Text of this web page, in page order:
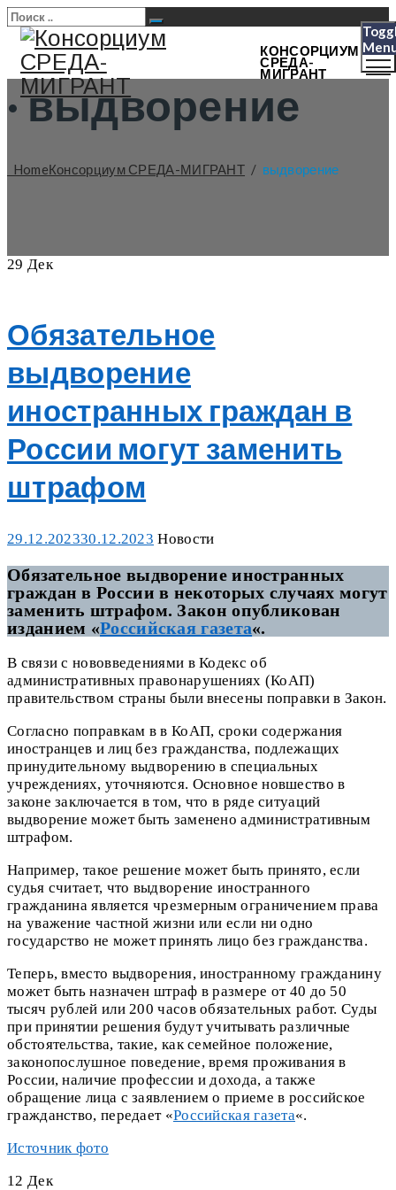
КОНСОРЦИУМ
СРЕДА-
МИГРАНТ
·выдворение
HomeКонсорциум СРЕДА-МИГРАНТ / выдворение
29 Дек
Обязательное
выдворение
иностранных граждан в
России могут заменить
штрафом
Posted
29.12.202330.12.2023 Categories
Новости
Обязательное выдворение иностранных
граждан в России в некоторых случаях могут
заменить штрафом. Закон опубликован
изданием «Российская газета«.
В связи с нововведениями в Кодекс об
административных правонарушениях (КоАП)
правительством страны были внесены поправки в Закон.
Согласно поправкам в в КоАП, сроки содержания
иностранцев и лиц без гражданства, подлежащих
принудительному выдворению в специальных
учреждениях, уточняются. Основное новшество в
законе заключается в том, что в ряде ситуаций
выдворение может быть заменено административным
штрафом.
Например, такое решение может быть принято, если
судья считает, что выдворение иностранного
гражданина является чрезмерным ограничением права
на уважение частной жизни или если ни одно
государство не может принять лицо без гражданства.
Теперь, вместо выдворения, иностранному гражданину
может быть назначен штраф в размере от 40 до 50
тысяч рублей или 200 часов обязательных работ. Суды
при принятии решения будут учитывать различные
обстоятельства, такие, как семейное положение,
законопослушное поведение, время проживания в
России, наличие профессии и дохода, а также
обращение лица с заявлением о приеме в российское
гражданство, передает «Российская газета«.
Источник фото
12 Дек